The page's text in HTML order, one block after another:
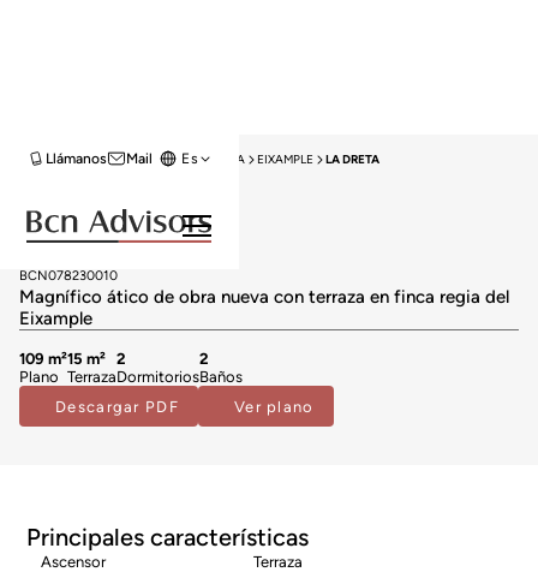
Mail
Llámanos Es
HOME VENTA ÁTICOS BARCELONA EIXAMPLE LA DRETA
Obra Nueva
Descargar PDF Ver plano
Áticos en venta en La Dreta
BCN078230010
Magnífico ático de obra nueva con terraza en finca regia del
Eixample
109 m²
Plano
15 m²
Terraza
2
Dormitorios
2
Baños
Principales características
Ascensor Terraza